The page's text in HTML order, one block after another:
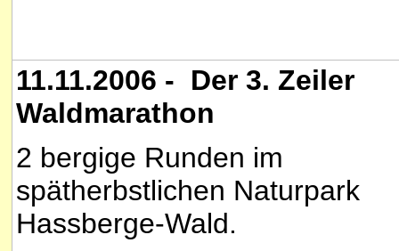
11.11.2006 - Der 3. Zeiler
Waldmarathon
2 bergige Runden im
spätherbstlichen Naturpark
Hassberge-Wald.